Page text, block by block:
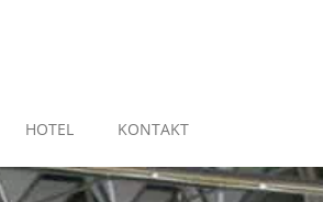
HOTEL KONTAKT